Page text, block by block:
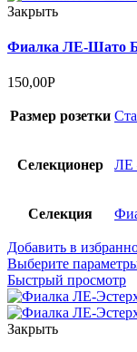
Закрыть
Фиалка ЛЕ-Шато
150,00Р
Размер розетки
Селекционер ЛЕ
Селекция
Добавить в
Выберите
Быстрый просмотр
Закрыть